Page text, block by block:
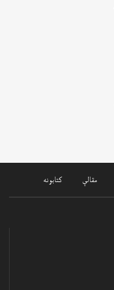
مقالې کتابونه